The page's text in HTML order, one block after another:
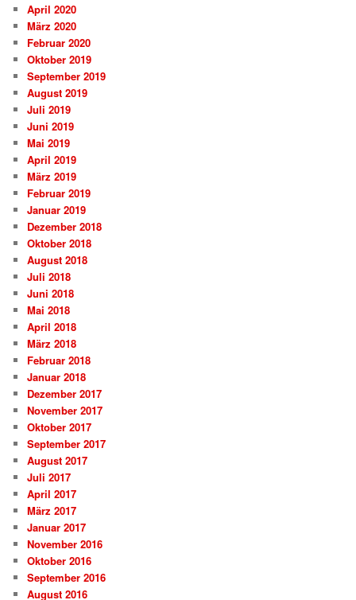
April 2020
März 2020
Februar 2020
Oktober 2019
September 2019
August 2019
Juli 2019
Juni 2019
Mai 2019
April 2019
März 2019
Februar 2019
Januar 2019
Dezember 2018
Oktober 2018
August 2018
Juli 2018
Juni 2018
Mai 2018
April 2018
März 2018
Februar 2018
Januar 2018
Dezember 2017
November 2017
Oktober 2017
September 2017
August 2017
Juli 2017
April 2017
März 2017
Januar 2017
November 2016
Oktober 2016
September 2016
August 2016